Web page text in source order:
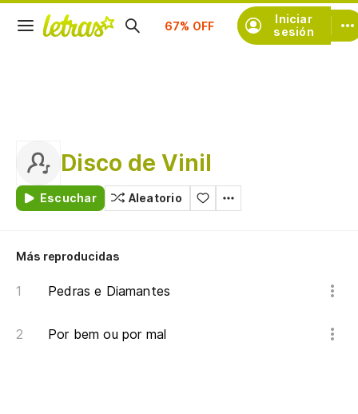
Iniciar
sesión
Suscríbete
Disco de Vinil
Escuchar Aleatorio
Más reproducidas
Pedras e Diamantes
Por bem ou por mal